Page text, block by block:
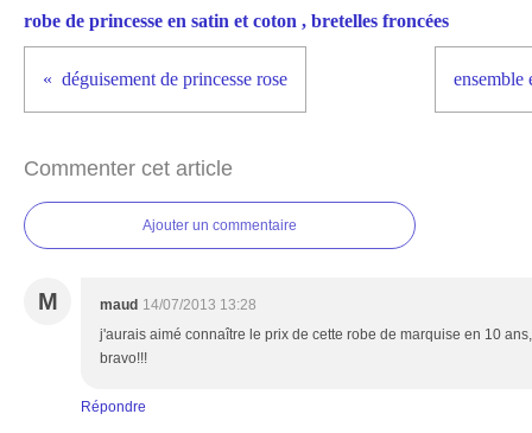
robe de princesse en satin et coton , bretelles froncées
déguisement de princesse rose ensemble
Commenter cet article
Ajouter un commentaire
M maud 14/07/2013 13:28
j'aurais aimé connaître le prix de cette robe de marquise en 10
bravo!!!
Répondre